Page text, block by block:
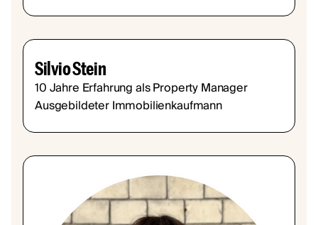
Silvio Stein
10 Jahre Erfahrung als Property Manager
Ausgebildeter Immobilienkaufmann